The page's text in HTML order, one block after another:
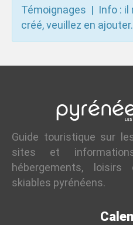
Témoignages | Info : il
créé, veuillez en ajouter.
Guide touristique sur
sites et
hébergements,
skiables pyrénéens.